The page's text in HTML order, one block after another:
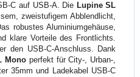
C auf USB-A. Die Lupine SL
zweistufigem Abblendlicht,
robustes Aluminiumgehäuse,
klare Vorteile des Frontlichts.
den USB-C-Anschluss. Dank
Monoperfekt für City-, Urban-,
35mm und Ladekabel USB-C